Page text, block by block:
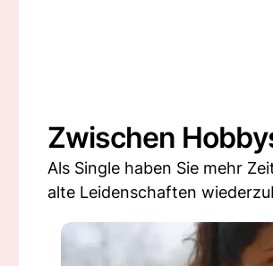
Zwischen
Als Single haben Sie mehr
alte Leidenschaften